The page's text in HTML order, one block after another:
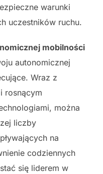
warunki
uczestników ruchu.
mobilności
autonomicznej
Wraz z
rosnącym
można
liczby
na
codziennych
się liderem w